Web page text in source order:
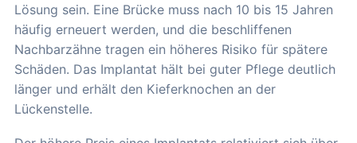
Lösung sein. Eine Brücke muss nach 10 bis 15 Jahren
häufig erneuert werden, und die beschliffenen
Nachbarzähne tragen ein höheres Risiko für spätere
Schäden. Das Implantat hält bei guter Pflege deutlich
länger und erhält den Kieferknochen an der
Lückenstelle.